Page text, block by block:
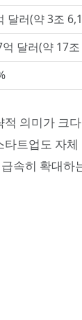
달러(약 3조
달러(약 17
의미가 크
트업도 자
속히 확대하